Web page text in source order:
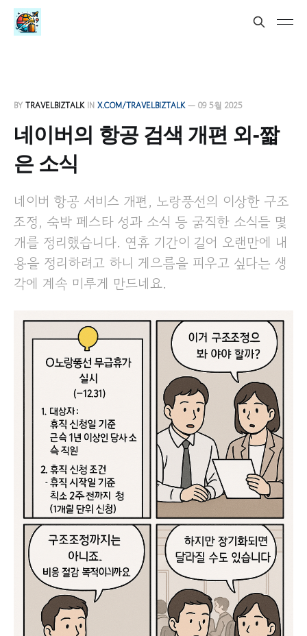
BY TRAVELBIZTALKIN X.COM/TRAVELBIZTALK— 09 5월 2025
네이버의 항공 검색 개편 외-짧
은 소식
네이버 항공 서비스 개편, 노랑풍선의 이상한 구조
조정, 숙박 페스타 성과 소식 등 굵직한 소식들 몇
개를 정리했습니다. 연휴 기간이 길어 오랜만에 내
용을 정리하려고 하니 게으름을 피우고 싶다는 생
각에 계속 미루게 만드네요.